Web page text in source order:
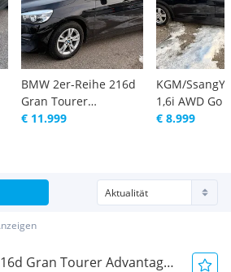
BMW 2er-Reihe 216d
Gran Tourer
Advantage Aut.
€ 11.999
KGM/
1,6i AWD Go
€ 8.999
Gran Tourer Advantage